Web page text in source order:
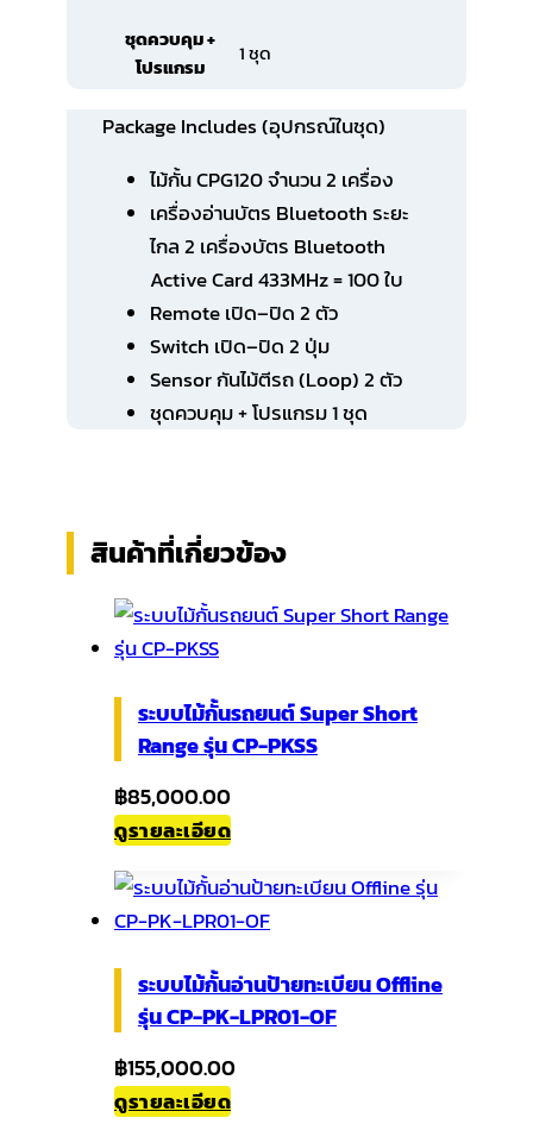
ชุดควบคุม +
โปรแกรม
1 ชุด
Package Includes (อุปกรณ์ในชุด)
ไม้กั้น CPG120 จำนวน 2 เครื่อง
เครื่องอ่านบัตร Bluetooth ระยะ
ไกล 2 เครื่องบัตร Bluetooth
Active Card 433MHz = 100 ใบ
Remote เปิด–ปิด 2 ตัว
Switch เปิด–ปิด 2 ปุ่ม
Sensor กันไม้ตีรถ (Loop) 2 ตัว
ชุดควบคุม + โปรแกรม 1 ชุด
สินค้าที่เกี่ยวข้อง
ระบบไม้กั้นรถยนต์ Super Short
Range รุ่น CP-PKSS
฿85,000.00
ดูรายละเอียด
ระบบไม้กั้นอ่านป้ายทะเบียน Offline
รุ่น CP-PK-LPR01-OF
฿155,000.00
ดูรายละเอียด